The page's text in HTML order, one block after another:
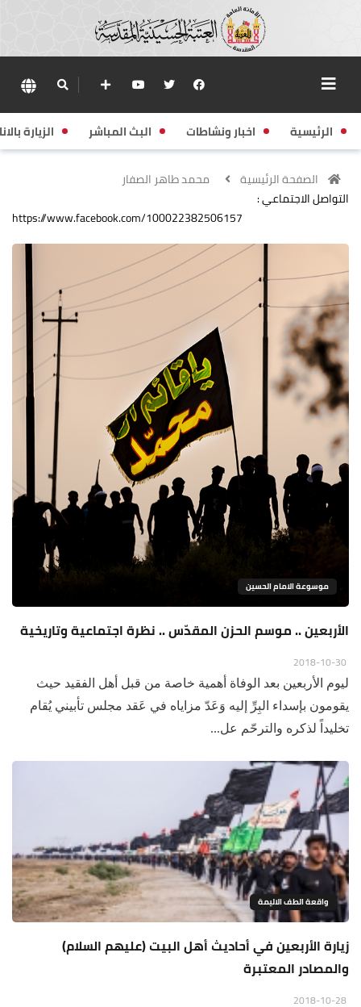
الرئيسية اخبار ونشاطات البث المباشر الزيارة
الصفحة الرئيسية
محمد طاهر الصفار
التواصل الاجتماعي :
https://www.facebook.com/100022382506157
موسوعة الامام الحسين
الأربعين .. موسم الحزن المقدّس .. نظرة اجتماعية وتاريخية
ليوم الأربعين بعد الوفاة أهمية خاصة من قبل أهل الفقيد حيث
يقومون بإسداء البِرِّ إليه وَعَدّ مزاياه في عَقد مجلس تأبيني يُقام
تخليداً لذكره والترحّم عل...
واقعة الطف الاليمة
زيارة الأربعين في أحاديث أهل البيت (عليهم السلام)
والمصادر المعتبرة